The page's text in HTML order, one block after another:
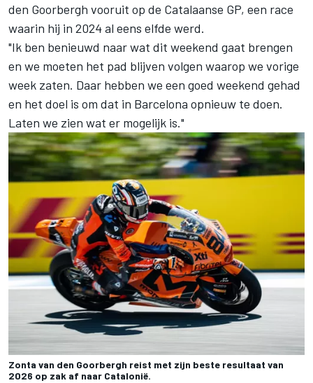
den Goorbergh vooruit op de Catalaanse GP, een race
waarin hij in 2024 al eens elfde werd.
"Ik ben benieuwd naar wat dit weekend gaat brengen
en we moeten het pad blijven volgen waarop we vorige
week zaten. Daar hebben we een goed weekend gehad
en het doel is om dat in Barcelona opnieuw te doen.
Laten we zien wat er mogelijk is."
Zonta van den Goorbergh reist met zijn beste resultaat van
2026 op zak af naar Catalonië.